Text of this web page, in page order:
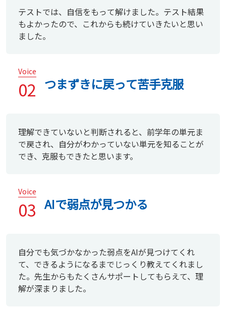
テストでは、自信をもって解けました。テスト結果
もよかったので、これからも続けていきたいと思い
ました。
Voice
02 つまずきに戻って苦手克服
理解できていないと判断されると、前学年の単元ま
で戻され、自分がわかっていない単元を知ることが
でき、克服もできたと思います。
Voice
03 AIで弱点が見つかる
自分でも気づかなかった弱点をAIが見つけてくれ
て、できるようになるまでじっくり教えてくれまし
た。先生からもたくさんサポートしてもらえて、理
解が深まりました。